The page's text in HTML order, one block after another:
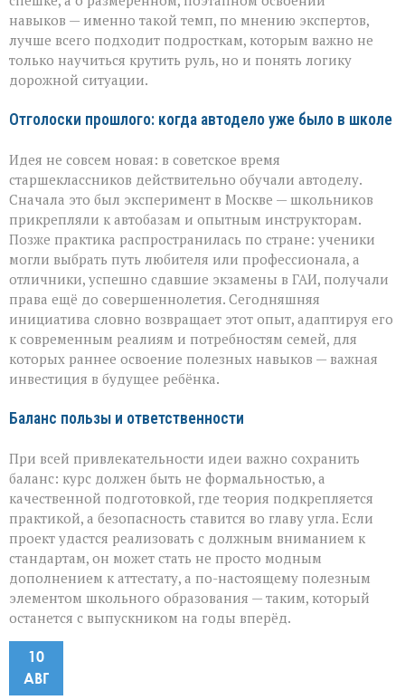
навыков — именно такой темп, по мнению экспертов,
лучше всего подходит подросткам, которым важно не
только научиться крутить руль, но и понять логику
дорожной ситуации.
Отголоски прошлого: когда автодело уже было в школе
Идея не совсем новая: в советское время
старшеклассников действительно обучали автоделу.
Сначала это был эксперимент в Москве — школьников
прикрепляли к автобазам и опытным инструкторам.
Позже практика распространилась по стране: ученики
могли выбрать путь любителя или профессионала, а
отличники, успешно сдавшие экзамены в ГАИ, получали
права ещё до совершеннолетия. Сегодняшняя
инициатива словно возвращает этот опыт, адаптируя его
к современным реалиям и потребностям семей, для
которых раннее освоение полезных навыков — важная
инвестиция в будущее ребёнка.
Баланс пользы и ответственности
При всей привлекательности идеи важно сохранить
баланс: курс должен быть не формальностью, а
качественной подготовкой, где теория подкрепляется
практикой, а безопасность ставится во главу угла. Если
проект удастся реализовать с должным вниманием к
стандартам, он может стать не просто модным
дополнением к аттестату, а по-настоящему полезным
элементом школьного образования — таким, который
останется с выпускником на годы вперёд.
10
АВГ